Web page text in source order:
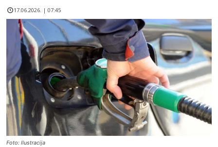
17.06.2026. | 07:45
Foto: Ilustracija